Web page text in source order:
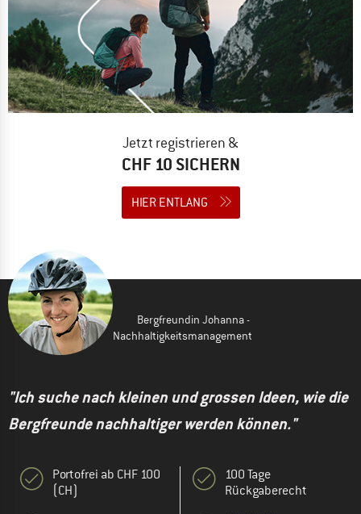
Jetzt registrieren &
CHF 10 SICHERN
HIER ENTLANG
Bergfreundin Johanna -
Nachhaltigkeitsmanagement
"Ich suche nach kleinen und grossen Ideen, wie die
Bergfreunde nachhaltiger werden können."
Portofrei ab CHF 100
(CH)
100 Tage
Rückgaberecht